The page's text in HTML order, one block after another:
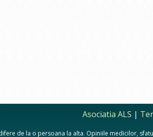
Asociatia ALS |
de la o persoana la alta. Opiniile medicilor,